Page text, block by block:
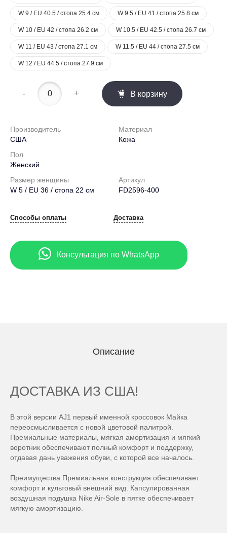
W 9 / EU 40.5 / стопа 25.4 см W 9.5 / EU 41 / стопа 25.8 см
W 10 / EU 42 / стопа 26.2 см W 10.5 / EU 42.5 / стопа 26.7 см
W 11 / EU 43 / стопа 27.1 см W 11.5 / EU 44 / стопа 27.5 см
W 12 / EU 44.5 / стопа 27.9 см
- + В корзину
Производитель
США
Материал
Кожа
Пол
Женский
Размер женщины
W 5 / EU 36 / стопа 22 см
Артикул
FD2596-400
Способы оплаты Доставка
Консультация по WhatsApp
Описание
ДОСТАВКА ИЗ США!
В этой версии AJ1 первый именной кроссовок Майка
переосмысливается с новой цветовой палитрой.
Премиальные материалы, мягкая амортизация и мягкий
воротник обеспечивают полный комфорт и поддержку,
отдавая дань уважения обуви, с которой все началось.
Преимущества Премиальная конструкция обеспечивает
комфорт и культовый внешний вид. Капсулированная
воздушная подушка Nike Air-Sole в пятке обеспечивает
мягкую амортизацию.